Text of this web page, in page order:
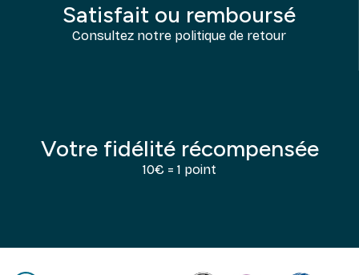
Satisfait ou remboursé
Consultez notre politique de retour
Votre fidélité récompensée
10€ = 1 point